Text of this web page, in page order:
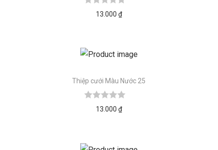
13.000 ₫
Thiệp cưới Màu Nước 25
13.000 ₫